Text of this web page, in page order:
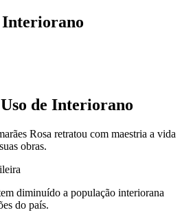
Interiorano
de Interiorano
Rosa retratou com maestria a vida
obras.
diminuído a população interiorana
do país.